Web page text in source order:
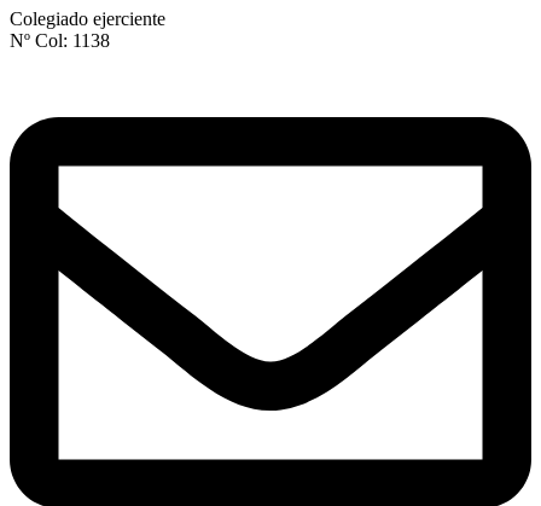
Colegiado ejerciente
Nº Col: 1138